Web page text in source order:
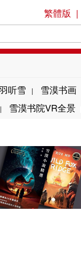
繁體版 |
听雪 | 雪漠书画
| 雪漠书院VR全景